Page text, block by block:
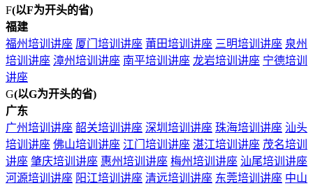
F(以F为开头的省)
福建
福州培训讲座 厦门培训讲座 莆田培训讲座 三明培训讲座 泉州
培训讲座 漳州培训讲座 南平培训讲座 龙岩培训讲座 宁德培训
讲座
G(以G为开头的省)
广东
广州培训讲座 韶关培训讲座 深圳培训讲座 珠海培训讲座 汕头
培训讲座 佛山培训讲座 江门培训讲座 湛江培训讲座 茂名培训
讲座 肇庆培训讲座 惠州培训讲座 梅州培训讲座 汕尾培训讲座
河源培训讲座 阳江培训讲座 清远培训讲座 东莞培训讲座 中山